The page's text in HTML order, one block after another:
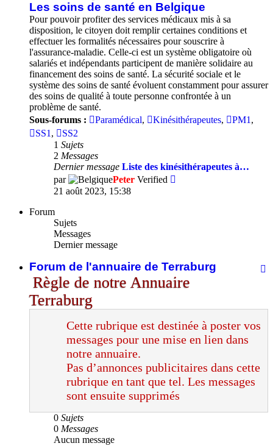
Les soins de santé en Belgique
Pour pouvoir profiter des services médicaux mis à sa
disposition, le citoyen doit remplir certaines conditions et
effectuer les formalités nécessaires pour souscrire à
l'assurance-maladie. Celle-ci est un système obligatoire où
salariés et indépendants participent de manière solidaire au
financement des soins de santé. La sécurité sociale et le
système des soins de santé évoluent constamment pour assurer
des soins de qualité à toute personne confrontée à un
problème de santé.
Sous-forums :
Paramédical, Kinésithérapeutes, PM1,
SS1,
SS2
1 Sujets
2 Messages
Dernier message Liste des kinésithérapeutes à…
par
Peter Verified
21 août 2023, 15:38
Forum
Sujets
Messages
Dernier message
Forum de l'annuaire de Terraburg
Règle de notre Annuaire
Terraburg
Cette rubrique est destinée à poster vos
messages pour une mise en lien dans
notre annuaire.
Pas d’annonces publicitaires dans cette
rubrique en tant que tel. Les messages
sont ensuite supprimés
0 Sujets
0 Messages
Aucun message